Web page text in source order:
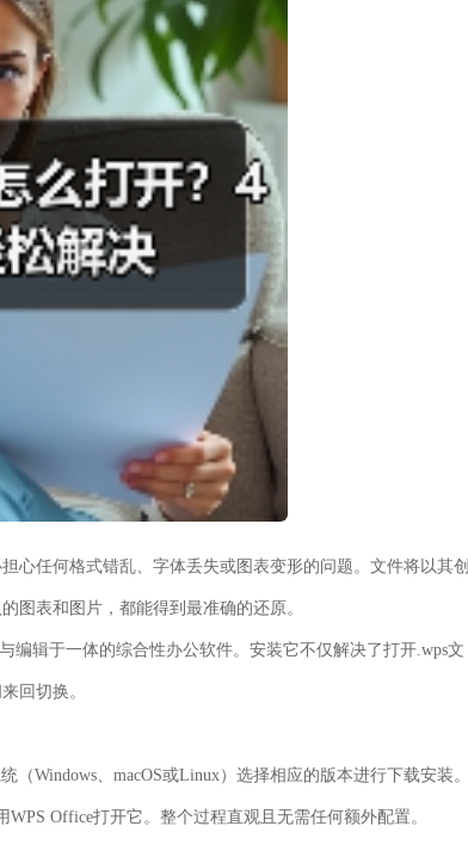
心任何格式错乱、字体丢失或图表变形的问题。文件将以其创
图表和图片，都能得到最准确的还原。
编辑于一体的综合性办公软件。安装它不仅解决了打开.wps文
回切换。
Windows、macOS或Linux）选择相应的版本进行下载安装。
Office打开它。整个过程直观且无需任何额外配置。